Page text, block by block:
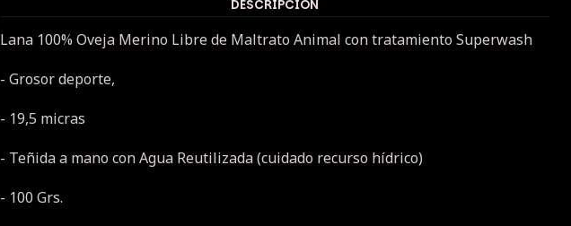
DESCRIPCIÓN
Lana 100% Oveja Merino Libre de Maltrato Animal con tratamiento Superwash
- Grosor deporte,
- 19,5 micras
- Teñida a mano con Agua Reutilizada (cuidado recurso hídrico)
- 100 Grs.